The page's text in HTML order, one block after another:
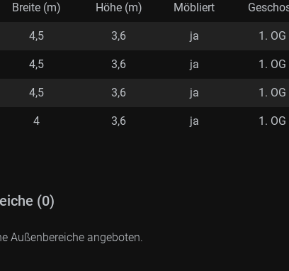
Breite (m) Höhe (m) Möbliert
4,5 3,6 ja 1. OG
4,5 3,6 ja 1. OG
4,5 3,6 ja 1. OG
4 3,6 ja 1. OG
(0)
Außenbereiche angeboten.